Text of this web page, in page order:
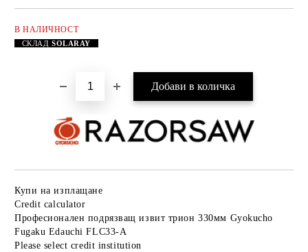
В НАЛИЧНОСТ
СКЛАДSOLARAY
Купи на изплащане
Credit calculator
Професионален подрязващ извит трион 330мм Gyokucho
Fugaku Edauchi FLC33-A
Please select credit institution